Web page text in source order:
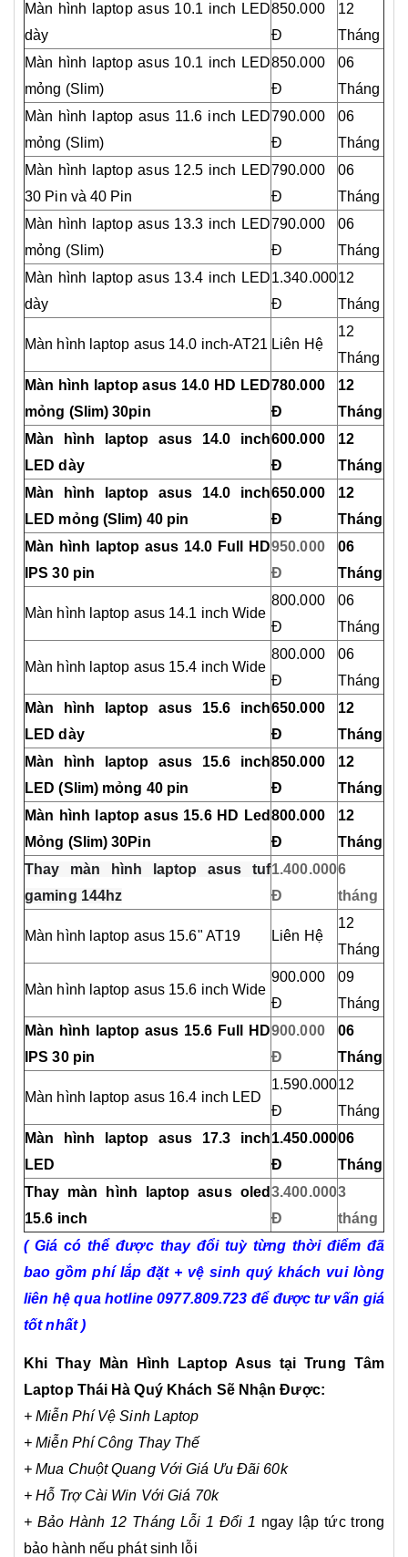
Màn hình laptop asus 10.1 inch LED
dày
850.000
Đ
12
Tháng
Màn hình laptop asus 10.1 inch LED
mỏng (Slim)
850.000
Đ
06
Tháng
Màn hình laptop asus 11.6 inch LED
mỏng (Slim)
790.000
Đ
06
Tháng
Màn hình laptop asus 12.5 inch LED
30 Pin và 40 Pin
790.000
Đ
06
Tháng
Màn hình laptop asus 13.3 inch LED
mỏng (Slim)
790.000
Đ
06
Tháng
Màn hình laptop asus 13.4 inch LED
dày
1.340.000
Đ
12
Tháng
Màn hình laptop asus 14.0 inch-AT21 Liên Hệ
12
Tháng
Màn hình laptopasus 14.0 HD LED
mỏng (Slim) 30pin
780.000
Đ
12
Tháng
Màn hình laptop asus 14.0 inch
LED dày
600.000
Đ
12
Tháng
Màn hình laptop asus 14.0 inch
LED mỏng (Slim) 40 pin
650.000
Đ
12
Tháng
Màn hình laptop asus 14.0 Full HD
IPS 30 pin
950.000
Đ
06
Tháng
Màn hình laptop asus 14.1 inch Wide
800.000
Đ
06
Tháng
Màn hình laptop asus 15.4 inch Wide
800.000
Đ
06
Tháng
Màn hình laptop asus
15.6 inch
LED dày
650.000
Đ
12
Tháng
Màn hình laptop asus 15.6 inch
LED (Slim) mỏng 40 pin
850.000
Đ
12
Tháng
Màn hình laptopasus 15.6 HD Led
Mỏng (Slim) 30Pin
800.000
Đ
12
Tháng
Thay màn hình laptop asus tuf
gaming 144hz
1.400.000
Đ
6
tháng
Màn hình laptop asus 15.6" AT19 Liên Hệ
12
Tháng
Màn hình laptop asus 15.6 inch Wide
900.000
Đ
09
Tháng
Màn hình laptop asus 15.6 Full HD
IPS 30 pin
900.000
Đ
06
Tháng
Màn hình laptop asus 16.4 inch LED
1.590.000
Đ
12
Tháng
Màn hình laptop asus
17.3 inch
LED
1.450.000
Đ
06
Tháng
Thay màn hình laptop asus oled
15.6 inch
3.400.000
Đ
3
tháng
( Giá có thể được thay đổi tuỳ từng thời điểm đã
bao gồm phí lắp đặt + vệ sinh quý khách vui lòng
liên hệ qua hotline 0977.809.723 để được tư vấn giá
tốt nhất )
Khi Thay Màn Hình Laptop Asus tại Trung Tâm
Laptop Thái Hà Quý Khách Sẽ Nhận Được:
+ Miễn Phí Vệ Sinh Laptop
+ Miễn Phí Công Thay Thế
+ Mua Chuột Quang Với Giá Ưu Đãi 60k
+ Hỗ Trợ Cài Win Với Giá 70k
+ Bảo Hành 12 Tháng Lỗi 1 Đổi 1 ngay lập tức trong
bảo hành nếu phát sinh lỗi